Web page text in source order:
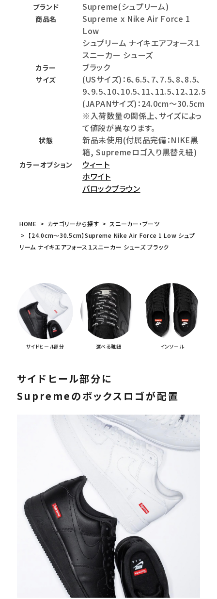
ブランド Supreme(シュプリーム)
商品名
Supreme x Nike Air Force 1
Low
シュプリーム ナイキエアフォース１
スニーカー シューズ
カラー ブラック
サイズ
(USサイズ)：6、6.5、7、7.5、8、8.5、
9、9.5、10、10.5、11、11.5、12、12.5
(JAPANサイズ)：24.0cm～30.5cm
※入荷数量の関係上、サイズによっ
て値段が異なります。
状態
新品未使用(付属品完備：NIKE黒
箱, Supremeロゴ入り黒替え紐)
カラーオプション
ウィート
ホワイト
バロックブラウン
HOME カテゴリーから探す
スニーカー・ブーツ
【24.0cm～30.5cm】Supreme Nike Air Force 1 Low シュプ
リーム ナイキエアフォース１スニーカー シューズ ブラック
サイドヒール部分 選べる靴紐 インソール
サイドヒール部分に
Supremeのボックスロゴが配置